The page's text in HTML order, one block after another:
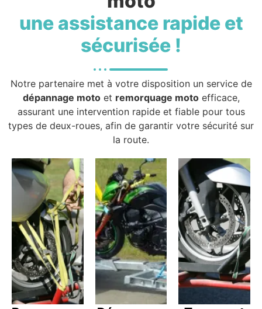
une assistance rapide et
sécurisée !
Notre partenaire met à votre disposition un service de
dépannage motoet remorquage motoefficace,
assurant une intervention rapide et fiable pour tous
types de deux-roues, afin de garantir votre sécurité sur
la route.